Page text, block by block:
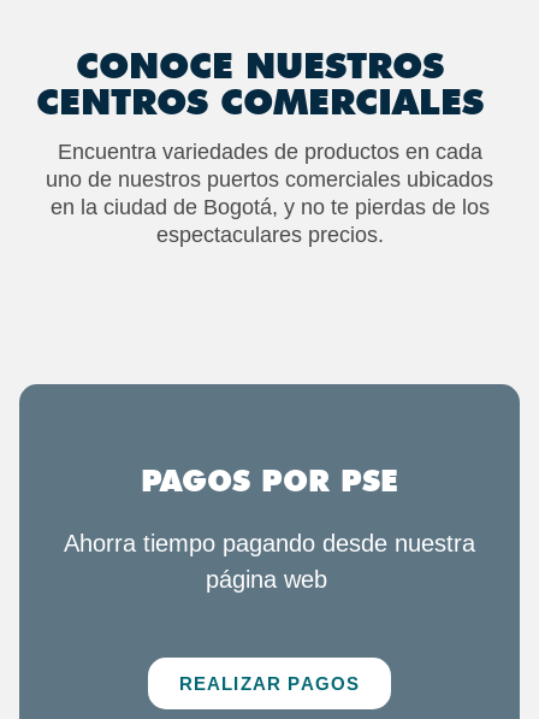
CONOCE NUESTROS
CENTROS COMERCIALES
Encuentra variedades de productos en cada
uno de nuestros puertos comerciales ubicados
en la ciudad de Bogotá, y no te pierdas de los
espectaculares precios.
PAGOS POR PSE
Ahorra tiempo pagando desde nuestra
página web
REALIZAR PAGOS